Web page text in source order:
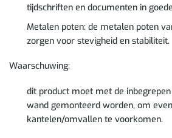
tijdschriften en documenten in
Metalen poten: de metalen poten
zorgen voor stevigheid en stabiliteit.
Waarschuwing:
dit product moet met de
wand gemonteerd worden, om
kantelen/omvallen te voorkomen.